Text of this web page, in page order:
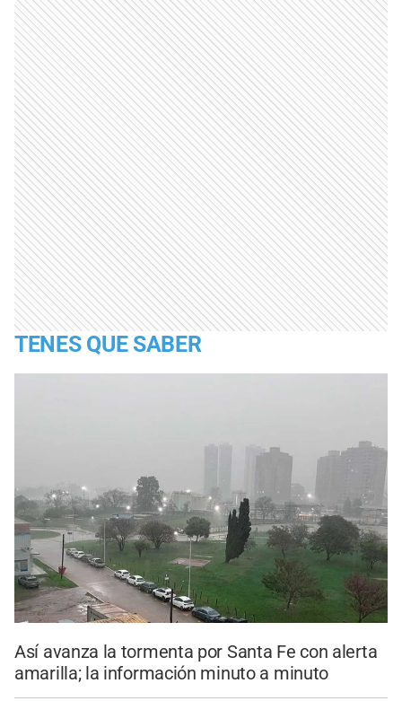
TENES QUE SABER
Así avanza la tormenta por Santa Fe con alerta
amarilla; la información minuto a minuto